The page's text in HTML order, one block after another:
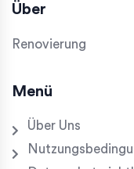
Über
Renovierung
Menü
Über Uns